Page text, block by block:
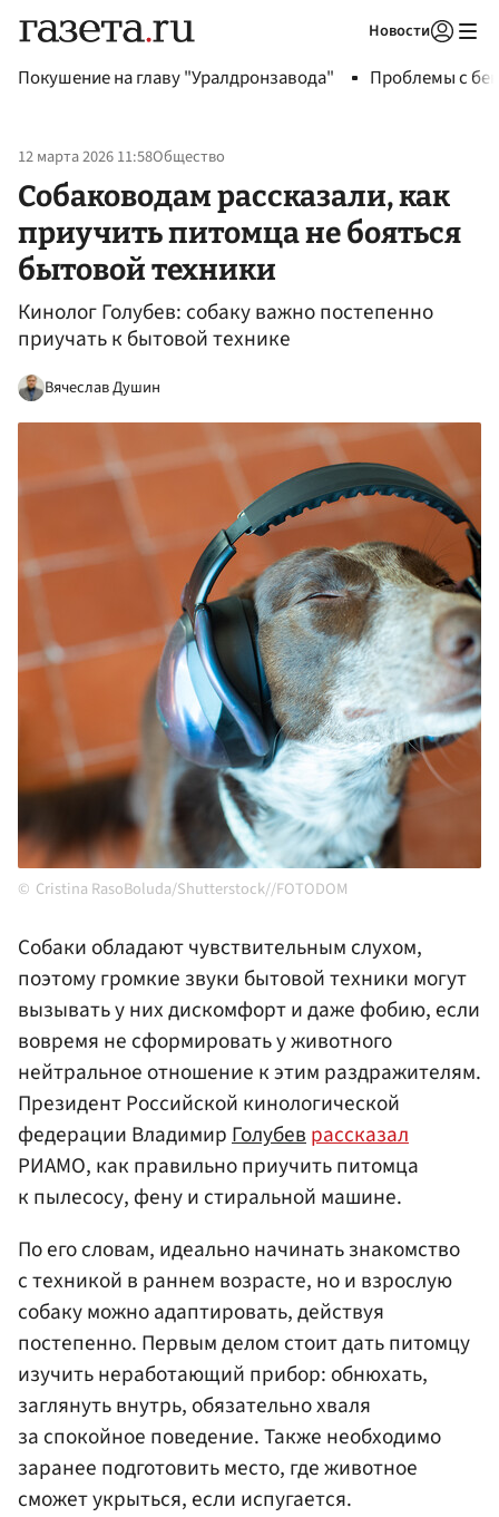
Новости
Покушение на главу "Уралдронзавода" Проблемы с
12 марта 2026 11:58Общество
Собаководам рассказали, как
приучить питомца не бояться
бытовой техники
Кинолог Голубев: собаку важно постепенно
приучать к бытовой технике
Вячеслав Душин
Cristina RasoBoluda/Shutterstock//FOTODOM
Собаки обладают чувствительным слухом,
поэтому громкие звуки бытовой техники могут
вызывать у них дискомфорт и даже фобию, если
вовремя не сформировать у животного
нейтральное отношение к этим раздражителям.
Президент Российской кинологической
федерации ВладимирГолубеврассказал
РИАМО, как правильно приучить питомца
к пылесосу, фену и стиральной машине.
По его словам, идеально начинать знакомство
с техникой в раннем возрасте, но и взрослую
собаку можно адаптировать, действуя
постепенно. Первым делом стоит дать питомцу
изучить неработающий прибор: обнюхать,
заглянуть внутрь, обязательно хваля
за спокойное поведение. Также необходимо
заранее подготовить место, где животное
сможет укрыться, если испугается.